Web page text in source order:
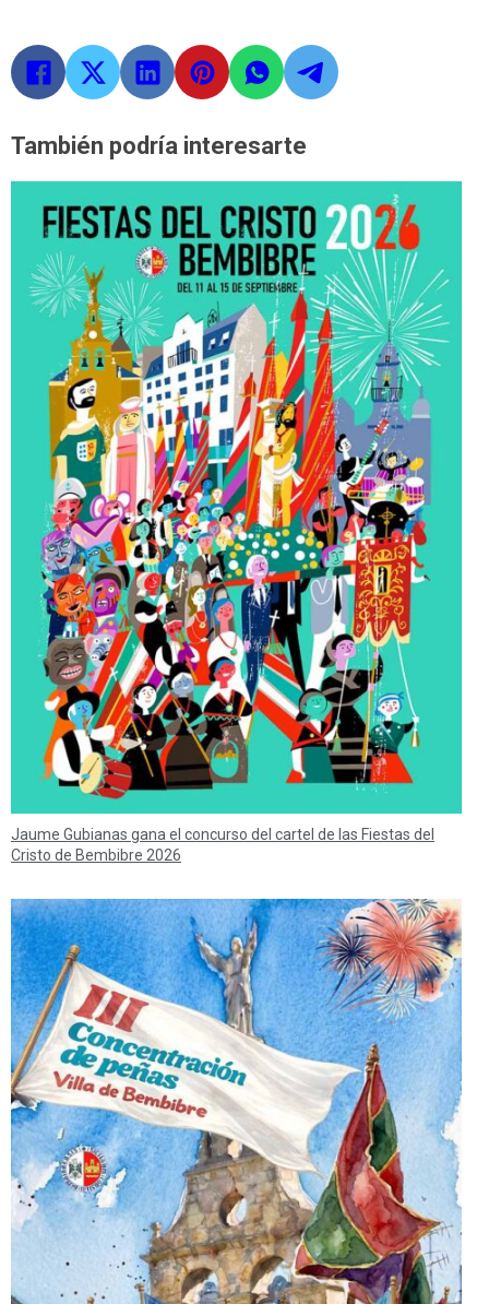
También podría interesarte
Jaume Gubianas gana el concurso del cartel de las Fiestas del
Cristo de Bembibre 2026